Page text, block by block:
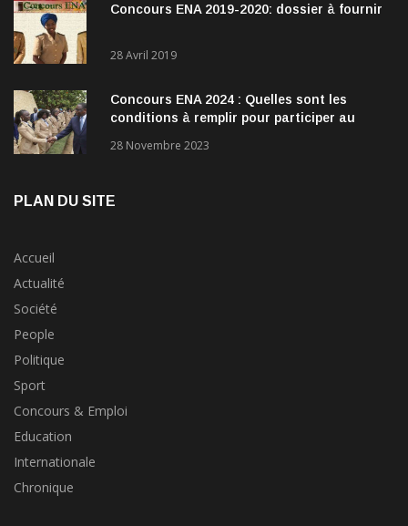
Concours ENA 2019-2020: dossier à fournir
28 Avril 2019
Concours ENA 2024 : Quelles sont les
conditions à remplir pour participer au
28 Novembre 2023
PLAN DU SITE
Accueil
Actualité
Société
People
Politique
Sport
Concours & Emploi
Education
Internationale
Chronique